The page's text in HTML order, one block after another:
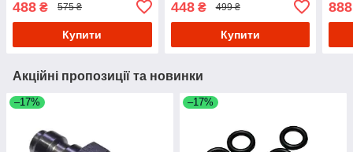
488 ₴ 575 ₴
Купити
448₴ 499 ₴
Купити
888
Акційні пропозиції та новинки
–17% –17%